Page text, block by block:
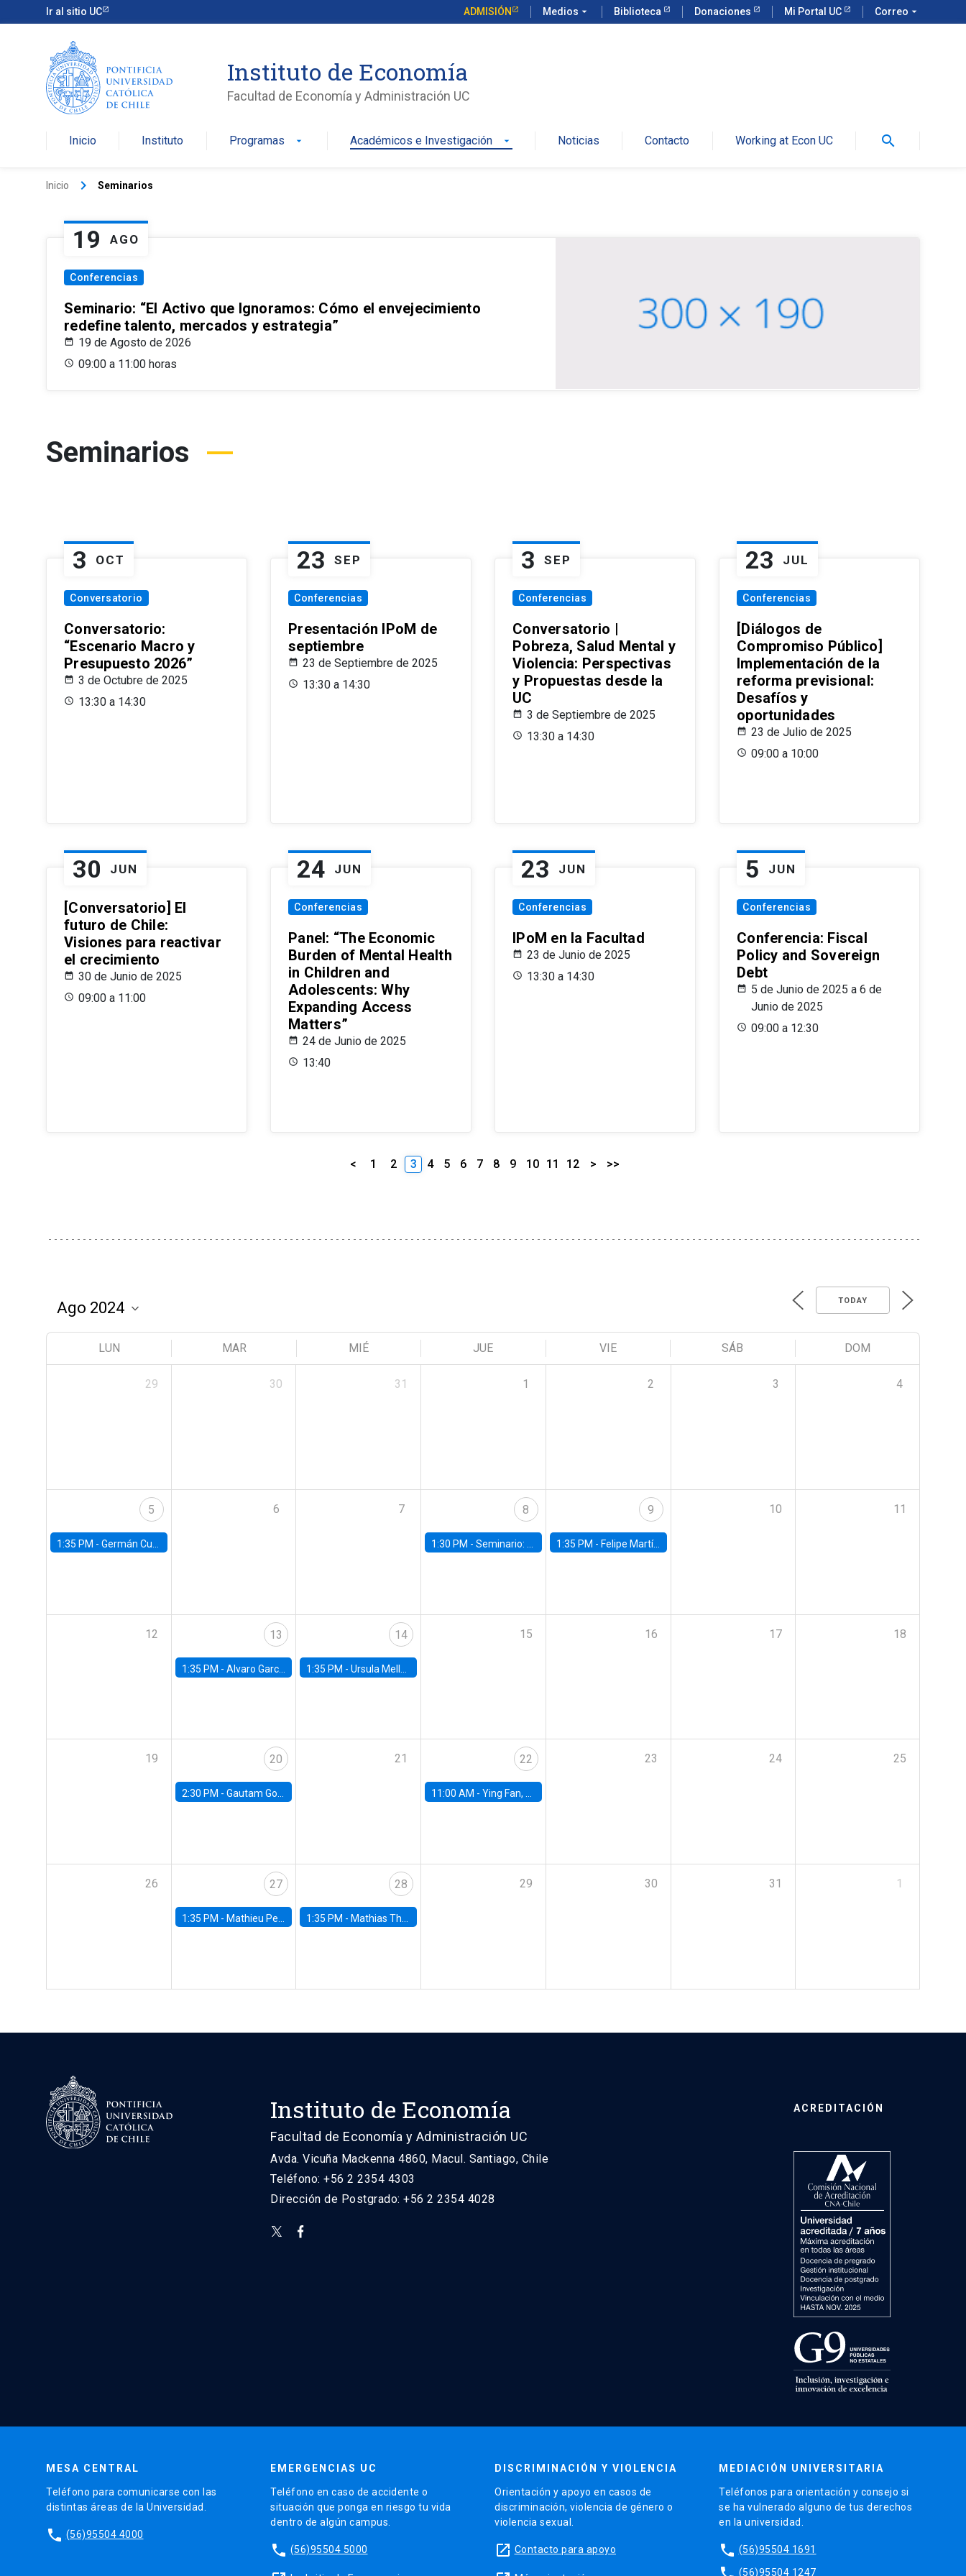
Ir al sitio UC ADMISIÓN Medios arrow_drop_down Biblioteca Donaciones Mi Portal UC Correo arrow_drop_down
Instituto de Economía
Facultad de Economía y Administración UC
Inicio Instituto Programas arrow_drop_down Académicos e Investigación arrow_drop_down Noticias Contacto Working at Econ UC search
Inicio keyboard_arrow_right Seminarios
19 AGO
Conferencias
Seminario: “El Activo que Ignoramos: Cómo el envejecimiento
redefine talento, mercados y estrategia”
19 de Agosto de 2026
09:00 a 11:00 horas
Seminarios
3 OCT
Conversatorio
Conversatorio:
“Escenario Macro y
Presupuesto 2026”
3 de Octubre de 2025
13:30 a 14:30
23 SEP
Conferencias
Presentación IPoM de
septiembre
23 de Septiembre de 2025
13:30 a 14:30
3 SEP
Conferencias
Conversatorio |
Pobreza, Salud Mental y
Violencia: Perspectivas
y Propuestas desde la
UC
3 de Septiembre de 2025
13:30 a 14:30
23 JUL
Conferencias
[Diálogos de
Compromiso Público]
Implementación de la
reforma previsional:
Desafíos y
oportunidades
23 de Julio de 2025
09:00 a 10:00
30 JUN
[Conversatorio] El
futuro de Chile:
Visiones para reactivar
el crecimiento
30 de Junio de 2025
09:00 a 11:00
24 JUN
Conferencias
Panel: “The Economic
Burden of Mental Health
in Children and
Adolescents: Why
Expanding Access
Matters”
24 de Junio de 2025
13:40
23 JUN
Conferencias
IPoM en la Facultad
23 de Junio de 2025
13:30 a 14:30
5 JUN
Conferencias
Conferencia: Fiscal
Policy and Sovereign
Debt
5 de Junio de 2025 a 6 de
Junio de 2025
09:00 a 12:30
< 1 2 3 4 5 6 7 8 9 10 11 12 > >>
TODAY
LUN MAR MIÉ JUE VIE SÁB DOM
29 30 31 1 2 3 4
5
1:35 PM - Germán Cubas, University of Houston
6 7 8
1:30 PM -Seminario: “Recuperando la humanidad para progresar en la era de la IA»
9
1:35 PM - Felipe Martínez, alumno Doctorado en Economía UC
10 11
12 13
1:35 PM - Alvaro Garcia-Marin, Universidad de Los Andes
14
1:35 PM -Ursula Mello, Insper - Institute of Education and Research
15 16 17 18
19 20
2:30 PM - Gautam Gowrisankaran, Columbia University
21 22
11:00 AM -Ying Fan, University of Michigan
23 24 25
26 27
1:35 PM - Mathieu Pedemonte, IDB
28
1:35 PM - Mathias Thoenig, University of Lausanne
29 30 31 1
Instituto de Economía
Facultad de Economía y Administración UC
Avda. Vicuña Mackenna 4860, Macul. Santiago, Chile
Teléfono: +56 2 2354 4303
Dirección de Postgrado: +56 2 2354 4028
ACREDITACIÓN
MESA CENTRAL
Teléfono para comunicarse con las
distintas áreas de la Universidad.
phone (56)95504 4000
EMERGENCIAS UC
Teléfono en caso de accidente o
situación que ponga en riesgo tu vida
dentro de algún campus.
phone (56)95504 5000
DISCRIMINACIÓN Y VIOLENCIA
Orientación y apoyo en casos de
discriminación, violencia de género o
violencia sexual.
launch Contacto para apoyo
MEDIACIÓN UNIVERSITARIA
Teléfonos para orientación y consejo si
se ha vulnerado alguno de tus derechos
en la universidad.
phone (56)95504 1691
(56)95504 1247